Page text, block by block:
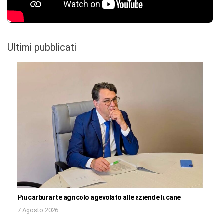
Ultimi pubblicati
Più carburante agricolo agevolato alle aziende lucane
7 Agosto 2026